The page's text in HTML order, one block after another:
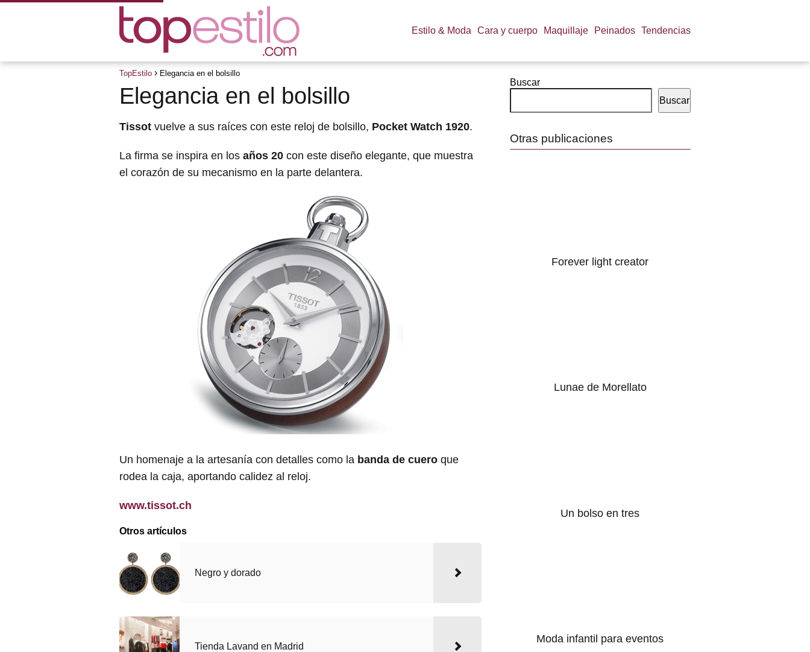
Estilo & Moda Cara y cuerpo Maquillaje Peinados Tendencias
TopEstilo Elegancia en el bolsillo
Elegancia en el bolsillo
Tissot vuelve a sus raíces con este reloj de bolsillo, Pocket Watch 1920.
La firma se inspira en los años 20 con este diseño elegante, que muestra
el corazón de su mecanismo en la parte delantera.
Un homenaje a la artesanía con detalles como la banda de cuero que
rodea la caja, aportando calidez al reloj.
www.tissot.ch
Otros artículos
Negro y dorado
Tienda Lavand en Madrid
Buscar
Buscar
Otras publicaciones
Forever light creator
Lunae de Morellato
Un bolso en tres
Moda infantil para eventos